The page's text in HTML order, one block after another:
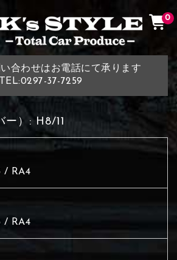
合わせはお電話にて承ります
TEL:0297-37-7259
0
ー）: H8/11
/ RA4
/ RA4